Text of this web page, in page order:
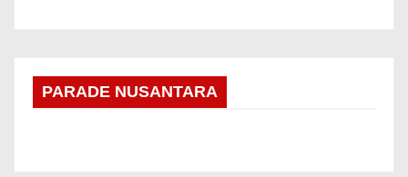
PARADE NUSANTARA